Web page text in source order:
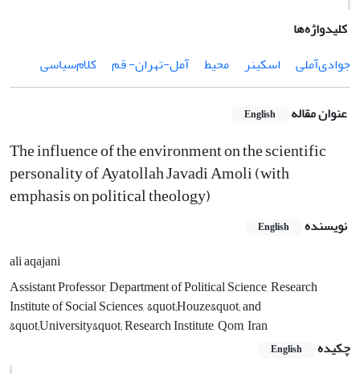
کلیدواژه‌ها
جوادی‌آملی
اسکینر محیط آمل-تهران- قم کلام‌سیاسی
عنوان مقاله English
The influence of the environment on the scientific
personality of Ayatollah Javadi Amoli (with
emphasis on political theology)
نویسنده English
ali aqajani
Assistant Professor, Department of Political Science, Research
Institute of Social Sciences, &quot;Houze&quot; and
&quot;University&quot; Research Institute, Qom, Iran
چکیده
English